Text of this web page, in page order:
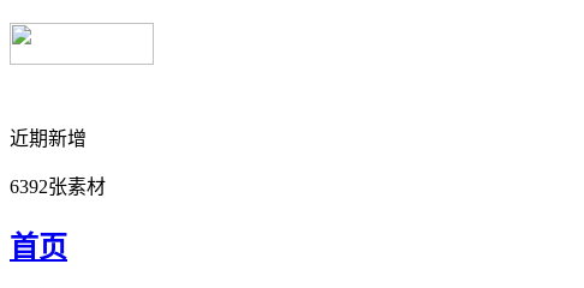
近期新增
6392张素材
首页